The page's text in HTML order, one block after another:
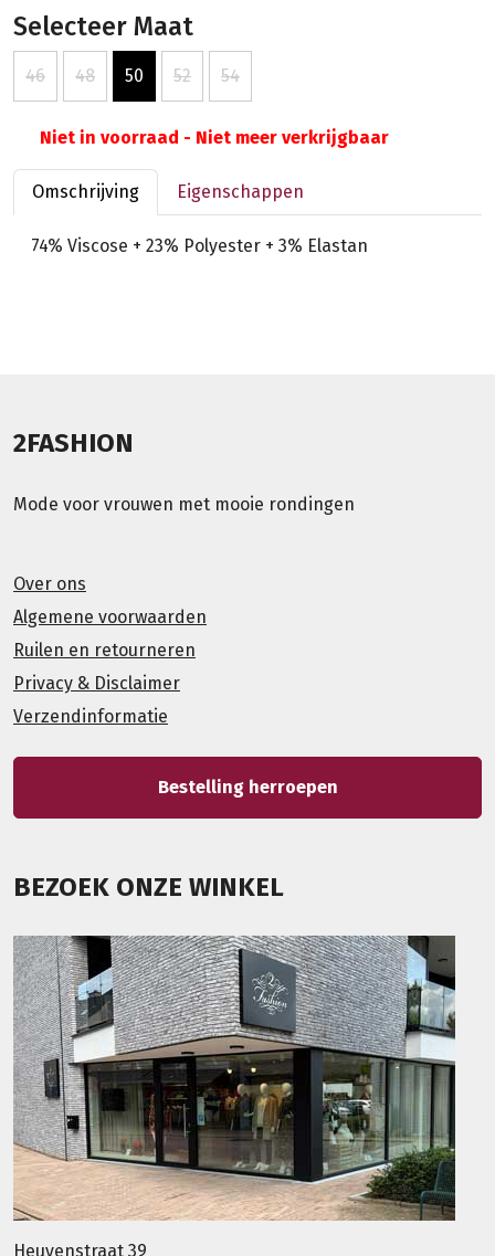
Selecteer Maat
46 48 50 52 54
Niet in voorraad - Niet meer verkrijgbaar
Omschrijving Eigenschappen
74% Viscose + 23% Polyester + 3% Elastan
2FASHION
Mode voor vrouwen met mooie rondingen
Over ons
Algemene voorwaarden
Ruilen en retourneren
Privacy & Disclaimer
Verzendinformatie
Bestelling herroepen
BEZOEK ONZE WINKEL
Heuvenstraat 39